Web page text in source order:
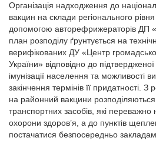
Організація надходження до
вакцин на склади регіонального
допомогою авторефрижераторів ДП
план розподілу ґрунтується на
верифікованих ДУ «Центр
України» відповідно до
імунізації населення та можливості
закінчення термінів її придатності. З
на районний вакцини
транспортних засобів, які
охорони здоров’я, а до пунктів
постачатися безпосередньо